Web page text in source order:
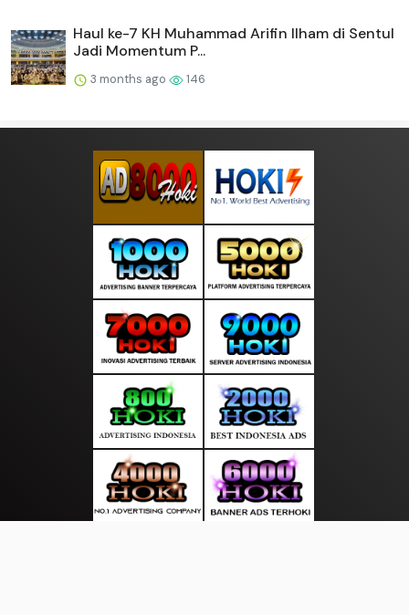
Haul ke-7 KH Muhammad Arifin Ilham di Sentul
Jadi Momentum P...
3 months ago 146